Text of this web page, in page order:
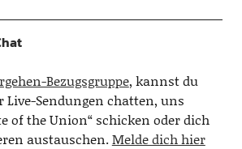
Bezugsgruppe, kannst du
Sendungen chatten, uns
of the Union“ schicken oder dich
austauschen.Melde dich hier